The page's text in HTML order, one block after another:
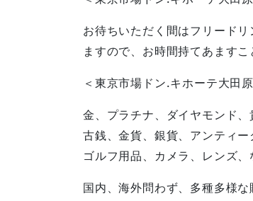
お待ちいただく間はフリード
ますので、お時間持てあますこ
＜東京市場ドン.キホーテ大田
金、プラチナ、ダイヤモンド
古銭、金貨、銀貨、アンティ
ゴルフ用品、カメラ、レンズ
国内、海外問わず、多種多様